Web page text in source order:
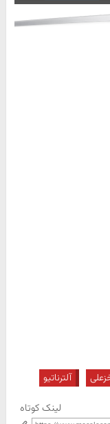
آلترناتیو
لینک کوتاه